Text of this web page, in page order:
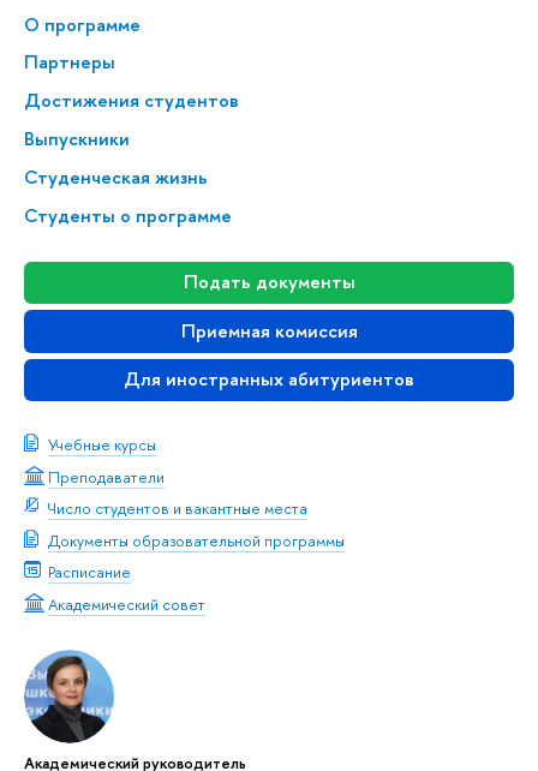
О программе
Партнеры
Достижения студентов
Выпускники
Студенческая жизнь
Студенты о программе
Подать документы
Приемная комиссия
Для иностранных абитуриентов
Учебные курсы
Преподаватели
Число студентов и вакантные места
Документы образовательной программы
Расписание
Академический совет
Академический руководитель